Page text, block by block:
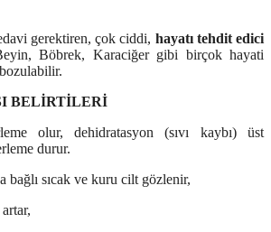
gerektiren, çok ciddi, hayatı tehdit edici
Böbrek, Karaciğer gibi birçok hayati
BELİRTİLERİ
olur, dehidratasyon (sıvı kaybı) üst
durur.
bağlı sıcak ve kuru cilt gözlenir,